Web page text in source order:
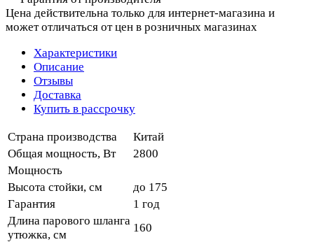
Цена действительна только для интернет-магазина и
может отличаться от цен в розничных магазинах
Характеристики
Описание
Отзывы
Доставка
Купить в рассрочку
Страна производства
Китай
Общая мощность, Вт
2800
Мощность
Высота стойки, см
до 175
Гарантия
1 год
Длина парового шланга
утюжка, см
160